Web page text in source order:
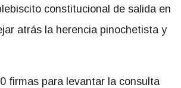
constitucional de salida en
atrás la herencia pinochetista y
firmas para levantar la consulta